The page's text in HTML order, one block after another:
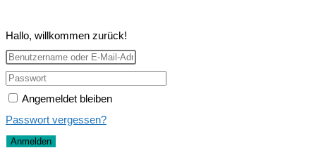
Hallo, willkommen zurück!
Angemeldet bleiben
Passwort vergessen?
Anmelden